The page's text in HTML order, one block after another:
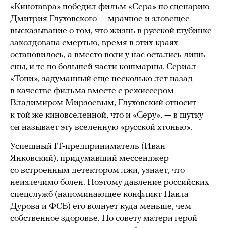
«Кинотавра» победил фильм «Сера» по сценарию
Дмитрия Глуховского — мрачное и зловещее
высказывание о том, что жизнь в русской глубинке
заколдована смертью, время в этих краях
остановилось, а вместо воли у нас остались лишь
сны, и те по большей части кошмарны. Сериал
«Топи», задуманный еще несколько лет назад
в качестве фильма вместе с режиссером
Владимиром Мирзоевым, Глуховский относит
к той же киновселенной, что и «Серу», — в шутку
он называет эту вселенную «русской хтонью».
Успешный IT-предприниматель (Иван
Янковский), придумавший мессенджер
со встроенным детектором лжи, узнает, что
неизлечимо болен. Поэтому давление российских
спецслужб (напоминающее конфликт Павла
Дурова и ФСБ) его волнует куда меньше, чем
собственное здоровье. По совету матери герой